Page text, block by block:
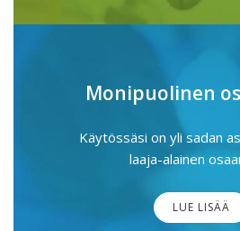
Monipuolinen
Käytössäsi on yli sadan
laaja-alainen
LUE LISÄÄ